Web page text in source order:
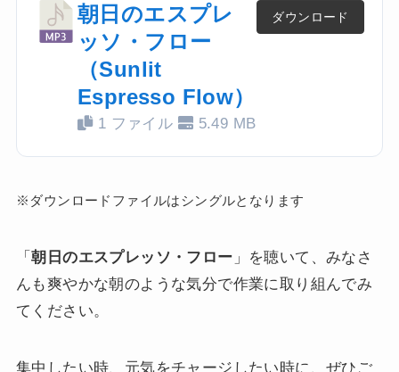
朝日のエスプレ
ッソ・フロー
（Sunlit
Espresso Flow）
1 ファイル 5.49 MB
ダウンロード
※ダウンロードファイルはシングルとなります
「朝日のエスプレッソ・フロー 」を聴いて、みなさ
んも爽やかな朝のような気分で作業に取り組んでみ
てください。
集中したい時、元気をチャージしたい時に、ぜひご